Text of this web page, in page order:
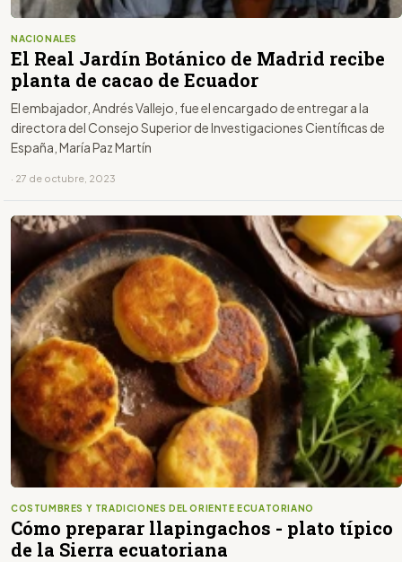
NACIONALES
El Real Jardín Botánico de Madrid recibe
planta de cacao de Ecuador
El embajador, Andrés Vallejo, fue el encargado de entregar a la
directora del Consejo Superior de Investigaciones Científicas de
España, María Paz Martín
· 27 de octubre, 2023
COSTUMBRES Y TRADICIONES DEL ORIENTE ECUATORIANO
Cómo preparar llapingachos - plato típico
de la Sierra ecuatoriana